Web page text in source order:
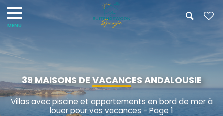
39 MAISONS DE VACANCES ANDALOUSIE
Villas avec piscine et appartements en bord de mer à
louer pour vos vacances - Page 1